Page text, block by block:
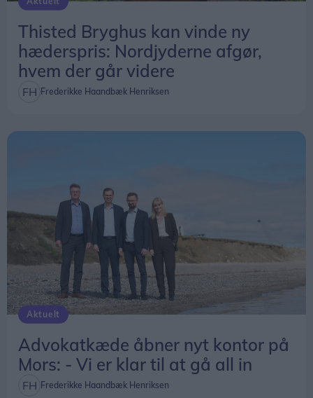
Thisted med mange gode minder og takker
samtidig de gæster, der gennem årene har besøgt
campingpladsen. De håber, at gæsterne vil tage
godt imod den nye familie, når den overtager ved
årsskiftet.
Thisted Bryghus kan vinde ny
hæderspris: Nordjyderne afgør,
hvem der går videre
Frederikke Haandbæk Henriksen
Aktuelt
Advokatkæde åbner nyt kontor på
Mors: - Vi er klar til at gå all in
Frederikke Haandbæk Henriksen